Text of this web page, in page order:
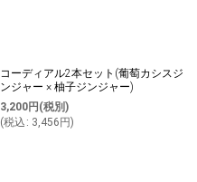
コーディアル2本セット(葡萄カシスジ
ンジャー × 柚子ジンジャー)
3,200円 (税別)
(税込 : 3,456 円)